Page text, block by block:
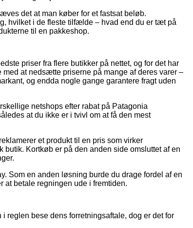
det at man køber for et fastsat beløb.
hvilket i de fleste tilfælde – hvad end du er tæt på
til en pakkeshop.
priser fra flere butikker på nettet, og for det har
at nedsætte priserne på mange af deres varer –
og endda nogle gange garantere fragt uden
netshops efter rabat på Patagonia
at du ikke er i tvivl om at få den mest
et produkt til en pris som virker
Kortkøb er på den anden side omsluttet af en
Som en anden løsning burde du drage fordel af en
at betale regningen ude i fremtiden.
reglen bese dens forretningsaftale, dog er det for